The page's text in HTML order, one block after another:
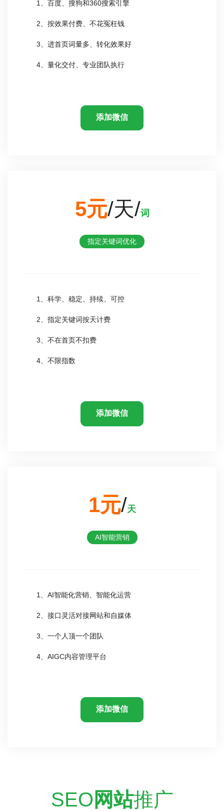
1、百度、搜狗和360搜索引擎
2、按效果付费、不花冤枉钱
3、进首页词量多、转化效果好
4、量化交付、专业团队执行
添加微信
5元/天/词
指定关键词优化
1、科学、稳定、持续、可控
2、指定关键词按天计费
3、不在首页不扣费
4、不限指数
添加微信
1元/天
AI智能营销
1、AI智能化营销、智能化运营
2、接口灵活对接网站和自媒体
3、一个人顶一个团队
4、AIGC内容管理平台
添加微信
SEO 网站推广